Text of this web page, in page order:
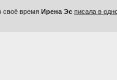
своё времяИрена Эс писала в